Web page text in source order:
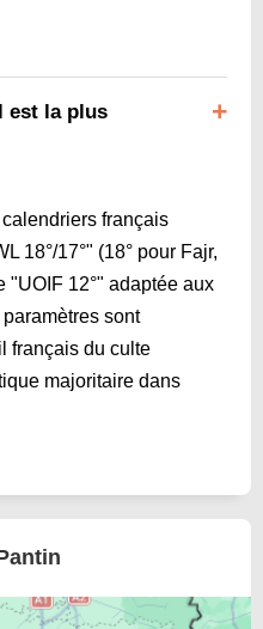
est la plus
français
18°/17°" (18° pour Fajr,
"UOIF 12°" adaptée aux
sont
français du culte
majoritaire dans